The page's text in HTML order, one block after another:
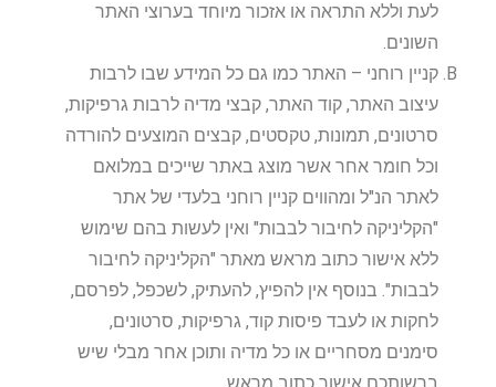
לעת וללא התראה או אזכור מיוחד בערוצי האתר
השונים.
קניין רוחני – האתר כמו גם כל המידע שבו לרבות
עיצוב האתר, קוד האתר, קבצי מדיה לרבות גרפיקות,
סרטונים, תמונות, טקסטים, קבצים המוצעים להורדה
וכל חומר אחר אשר מוצג באתר שייכים במלואם
לאתר הנ"ל ומהווים קניין רוחני בלעדי של אתר
"הקליניקה לחיבור לבבות" ואין לעשות בהם שימוש
ללא אישור כתוב מראש מאתר "הקליניקה לחיבור
לבבות". בנוסף אין להפיץ, להעתיק, לשכפל, לפרסם,
לחקות או לעבד פיסות קוד, גרפיקות, סרטונים,
סימנים מסחריים או כל מדיה ותוכן אחר מבלי שיש